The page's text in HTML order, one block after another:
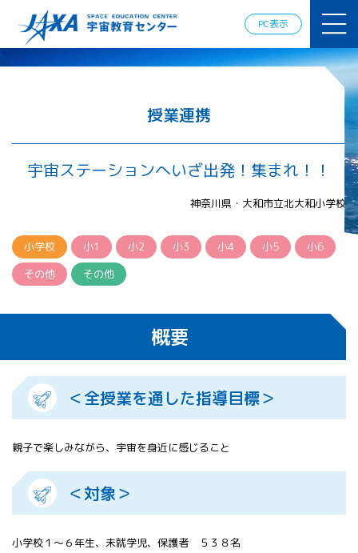
PC表示
ミー
ロスペース
情報の発
信
宇宙を活用
した教育実
践例
体験的学
習機会の
提供（国
際）
地域宇宙機
関会議）宇
APRSAF宇宙
教育 for All
分科会 年次
会合
ターコンテ
APRSAF教員
ISEB（国際
授業連携
宇宙ステーションへいざ出発！集まれ！！
神奈川県・大和市立北大和小学校
小学校 小1 小2 小3 小4 小5
小6
その他
その他
概要
＜全授業を通した指導目標＞
親子で楽しみながら、宇宙を身近に感じること
＜対象＞
小学校１～６年生、未就学児、保護者 ５３８名